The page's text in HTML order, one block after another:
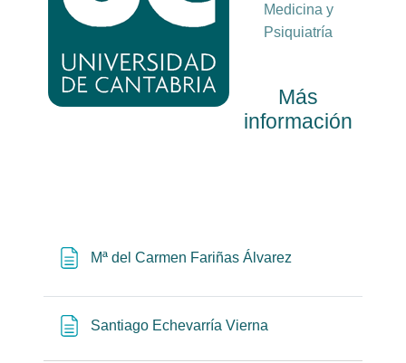
Medicina y
Psiquiatría
Más
información
Mª del Carmen Fariñas Álvarez
Santiago Echevarría Vierna